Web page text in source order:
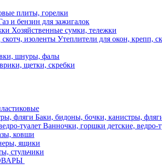
плиты, горелки
и бензин для зажигалок
Хозяйственные сумки, тележки
Утеплители для окон, крепп,
шнуры, фалы
щетки, скребки
Баки, бидоны, бочки, канистры,
Ванночки, горшки детские, ведро-
ковши
ящики
стульчики